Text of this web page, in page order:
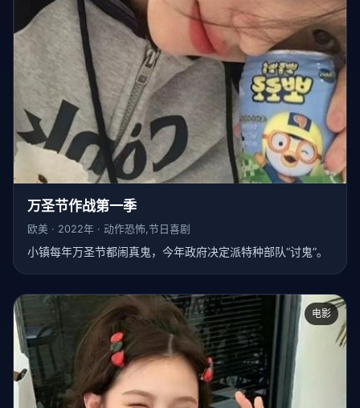
万圣节作战第一季
欧美 · 2022年 · 动作恐怖,节日喜剧
小镇每年万圣节都闹真鬼，今年政府决定派特种部队“讨鬼”。
电影